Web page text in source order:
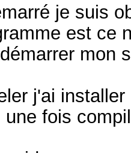
je suis
est ce
mon
j'ai
fois